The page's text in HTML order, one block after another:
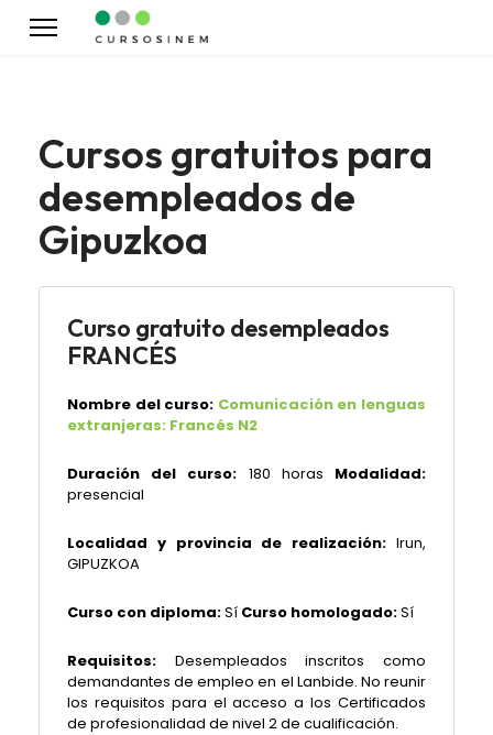
Cursos gratuitos para
desempleados de
Gipuzkoa
Curso gratuito desempleados
FRANCÉS
Nombre del curso: Comunicación en lenguas
extranjeras: Francés N2
Duración del curso: 180 horas Modalidad:
presencial
Localidad y provincia de realización: Irun,
GIPUZKOA
Curso con diploma:Sí Curso homologado:Sí
Requisitos: Desempleados inscritos como
demandantes de empleo en el Lanbide. No reunir
los requisitos para el acceso a los Certificados
de profesionalidad de nivel 2 de cualificación.